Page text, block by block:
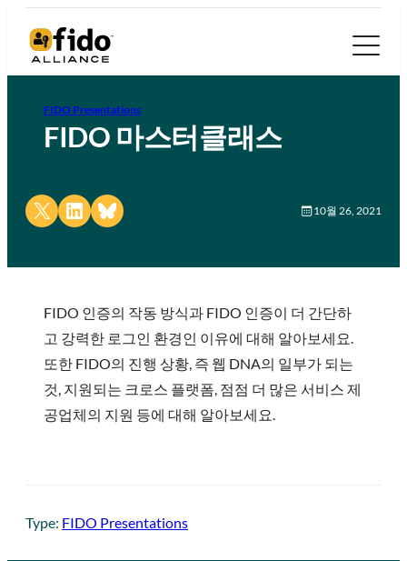
FIDO Presentations
FIDO 마스터클래스
Share on X Share on LinkedIn
Share on Bluesky 10월 26, 2021
FIDO 인증의 작동 방식과 FIDO 인증이 더 간단하
고 강력한 로그인 환경인 이유에 대해 알아보세요.
또한 FIDO의 진행 상황, 즉 웹 DNA의 일부가 되는
것, 지원되는 크로스 플랫폼, 점점 더 많은 서비스 제
공업체의 지원 등에 대해 알아보세요.
Type: FIDO Presentations